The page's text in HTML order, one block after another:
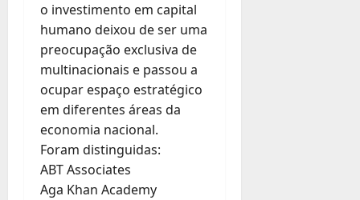
o investimento em capital
humano deixou de ser uma
preocupação exclusiva de
multinacionais e passou a
ocupar espaço estratégico
em diferentes áreas da
economia nacional.
Foram distinguidas:
ABT Associates
Aga Khan Academy